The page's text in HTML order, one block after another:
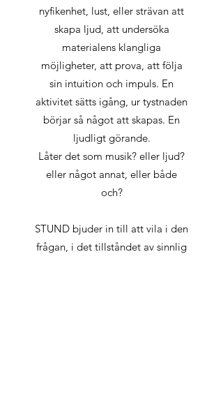
nyfikenhet, lust, eller strävan att
skapa ljud, att undersöka
materialens klangliga
möjligheter, att prova, att följa
sin intuition och impuls. En
aktivitet sätts igång, ur tystnaden
börjar så något att skapas. En
ljudligt görande.
Låter det som musik? eller ljud?
eller något annat, eller både
och?
STUND bjuder in till att vila i den
frågan, i det tillståndet av sinnlig